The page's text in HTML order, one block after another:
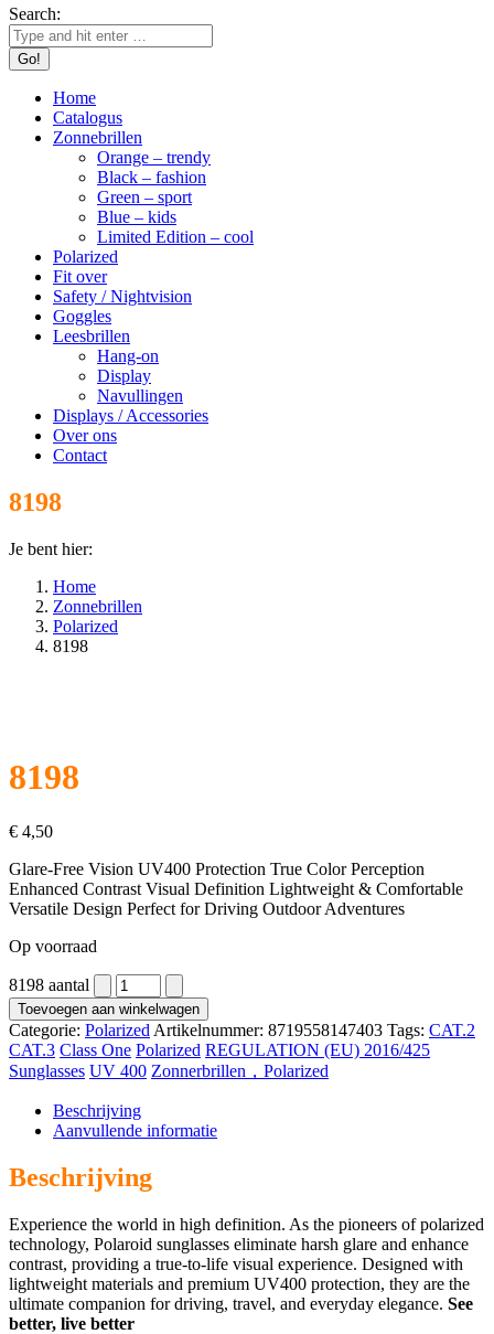
Search:
Home
Catalogus
Zonnebrillen
Orange – trendy
Black – fashion
Green – sport
Blue – kids
Limited Edition – cool
Polarized
Fit over
Safety / Nightvision
Goggles
Leesbrillen
Hang-on
Display
Navullingen
Displays / Accessories
Over ons
Contact
8198
Je bent hier:
Home
Zonnebrillen
Polarized
8198
8198
€ 4,50
Glare-Free Vision UV400 Protection True Color Perception
Enhanced Contrast Visual Definition Lightweight & Comfortable
Versatile Design Perfect for Driving Outdoor Adventures
Op voorraad
8198 aantal
Toevoegen aan winkelwagen
Categorie: Polarized Artikelnummer: 8719558147403 Tags: CAT.2
CAT.3 Class One Polarized REGULATION (EU) 2016/425
Sunglasses UV 400 Zonnerbrillen，Polarized
Beschrijving
Aanvullende informatie
Beschrijving
Experience the world in high definition. As the pioneers of polarized
technology, Polaroid sunglasses eliminate harsh glare and enhance
contrast, providing a true-to-life visual experience. Designed with
lightweight materials and premium UV400 protection, they are the
ultimate companion for driving, travel, and everyday elegance. See
better, live better